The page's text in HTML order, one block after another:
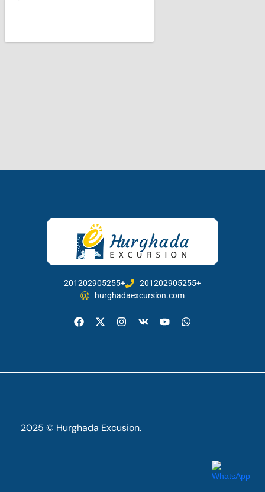
201202905255+
201202905255+
hurghadaexcursion.com
2025 © Hurghada Excusion.